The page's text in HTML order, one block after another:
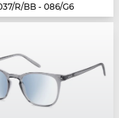
R/BB - 086/G6